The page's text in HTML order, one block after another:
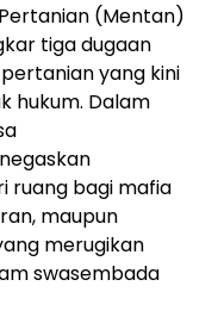
(Mentan)
tiga dugaan
yang kini
hukum. Dalam
ruang bagi mafia
maupun
merugikan
swasembada